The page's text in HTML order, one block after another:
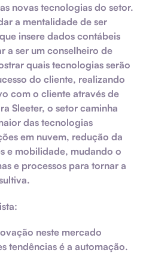
novas tecnologias do setor.
a mentalidade de ser
insere dados contábeis
a ser um conselheiro de
quais tecnologias serão
do cliente, realizando
com o cliente através de
Sleeter, o setor caminha
das tecnologias
em nuvem, redução da
e mobilidade, mudando o
e processos para tornar a
neste mercado
tendências é a automação.